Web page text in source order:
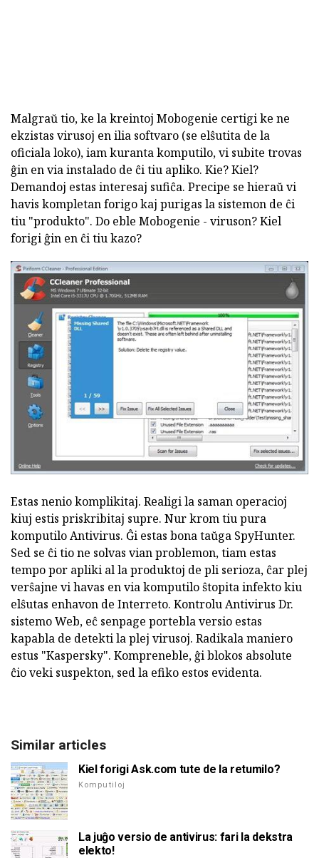
Malgraŭ tio, ke la kreintoj Mobogenie certigi ke ne
ekzistas virusoj en ilia softvaro (se elŝutita de la
oficiala loko), iam kuranta komputilo, vi subite trovas
ĝin en via instalado de ĉi tiu apliko. Kie? Kiel?
Demandoj estas interesaj sufiĉa. Precipe se hieraŭ vi
havis kompletan forigo kaj purigas la sistemon de ĉi
tiu "produkto". Do eble Mobogenie - viruson? Kiel
forigi ĝin en ĉi tiu kazo?
Estas nenio komplikitaj. Realigi la saman operacioj
kiuj estis priskribitaj supre. Nur krom tiu pura
komputilo Antivirus. Ĝi estas bona taŭga SpyHunter.
Sed se ĉi tio ne solvas vian problemon, tiam estas
tempo por apliki al la produktoj de pli serioza, ĉar plej
verŝajne vi havas en via komputilo ŝtopita infekto kiu
elŝutas enhavon de Interreto. Kontrolu Antivirus Dr.
sistemo Web, eĉ senpage portebla versio estas
kapabla de detekti la plej virusoj. Radikala maniero
estus "Kaspersky". Kompreneble, ĝi blokos absolute
ĉio veki suspekton, sed la efiko estos evidenta.
Similar articles
Kiel forigi Ask.com tute de la retumilo?
Komputiloj
La juĝo versio de antivirus: fari la dekstra
elekto!